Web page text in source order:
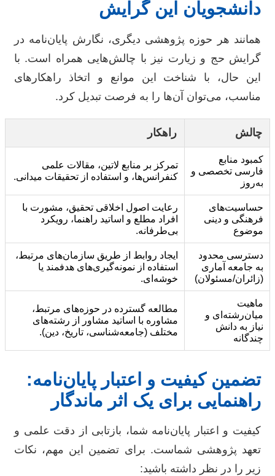
دانشجویان این گرایش
همانند هر حوزه پژوهشی دیگری، نگارش پایان‌نامه در
گرایش حج و زیارت نیز با چالش‌هایی همراه است. با
این حال، با شناخت این موانع و اتخاذ راهکارهای
مناسب، می‌توان آن‌ها را به فرصت تبدیل کرد.
چالش راهکار
کمبود منابع
فارسی تخصصی و
به‌روز
تمرکز بر منابع لاتین، مقالات علمی
کنفرانس‌ها، و استفاده از تحقیقات میدانی.
حساسیت‌های
فرهنگی و دینی
موضوع
رعایت اصول اخلاقی تحقیق، مشورت با
افراد مطلع و اساتید راهنما، رویکرد
بی‌طرفانه.
دسترسی محدود
به جامعه آماری
(زائران/مسئولان)
ایجاد روابط از طریق سازمان‌های مرتبط،
استفاده از نمونه‌گیری‌های هدفمند یا
خوشه‌ای.
ماهیت
میان‌رشته‌ای و
نیاز به دانش
چندگانه
مطالعه گسترده در حوزه‌های مرتبط،
مشاوره با اساتید مشاور از رشته‌های
مختلف (جامعه‌شناسی، تاریخ، دین).
تضمین کیفیت و اعتبار پایان‌نامه:
راهنمایی برای یک اثر ماندگار
کیفیت و اعتبار پایان‌نامه شما، بازتابی از دقت علمی و
تعهد پژوهشی شماست. برای تضمین این مهم، نکات
زیر را در نظر داشته باشید: